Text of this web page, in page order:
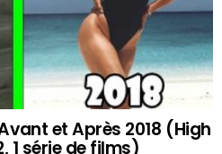
et Après 2018 (High
1 série de films)